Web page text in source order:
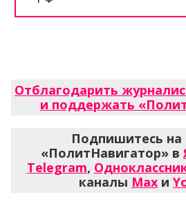
Отблагодарить
и поддержать
Подпишитесь на
«ПолитНавигатор» в
Telegram,
каналы Max и